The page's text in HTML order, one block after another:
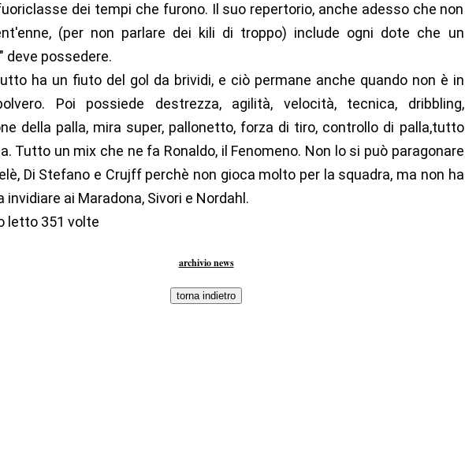
dei tempi che furono. Il suo repertorio, anche adesso che non
(per non parlare dei kili di troppo) include ogni dote che un
deve possedere.
ha un fiuto del gol da brividi, e ciò permane anche quando non è in
Poi possiede destrezza, agilità, velocità, tecnica, dribbling,
della palla, mira super, pallonetto, forza di tiro, controllo di palla,tutto
Tutto un mix che ne fa Ronaldo, il Fenomeno. Non lo si può paragonare
Di Stefano e Crujff perchè non gioca molto per la squadra, ma non ha
invidiare ai Maradona, Sivori e Nordahl.
letto 351 volte
archivio news